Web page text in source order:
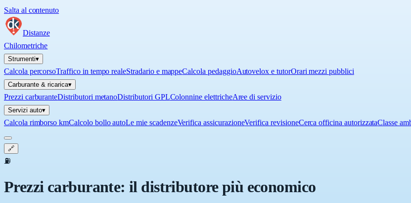
Salta al contenuto
Distanze
Chilometriche
Strumenti▾
Calcola percorsoTraffico in tempo realeStradario e mappeCalcola pedaggioAutovelox e tutorOrari mezzi pubblici
Carburante & ricarica▾
Prezzi carburanteDistributori metanoDistributori GPLColonnine elettricheAree di servizio
Servizi auto▾
Calcola rimborso kmCalcolo bollo autoLe mie scadenzeVerifica assicurazioneVerifica revisioneCerca officina autorizzataClasse
🔗
⛽
Prezzi carburante: il distributore più economico